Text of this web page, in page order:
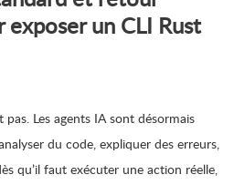
exposer un CLI Rust
pas. Les agents IA sont désormais
du code, expliquer des erreurs,
qu’il faut exécuter une action réelle,